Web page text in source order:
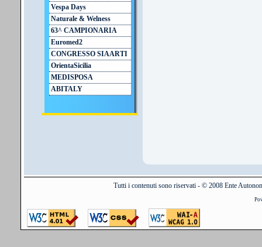
Vespa Days
Naturale & Welness
63^ CAMPIONARIA
Euromed2
CONGRESSO SIAARTI
OrientaSicilia
MEDISPOSA
ABITALY
Tutti i contenuti sono riservati - © 2008 Ente